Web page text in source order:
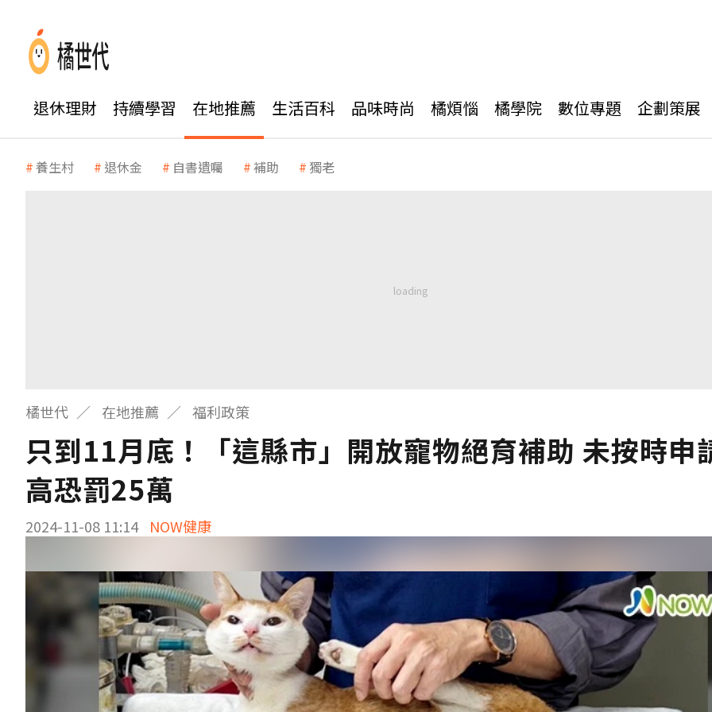
退休理財 持續學習 在地推薦 生活百科 品味時尚 橘煩惱 橘學院 數位專題 企劃策展
養生村 退休金 自書遺囑 補助 獨老
橘世代 在地推薦 福利政策
只到11月底！「這縣市」開放寵物絕育補助 未按時申
高恐罰25萬
2024-11-08 11:14 NOW健康